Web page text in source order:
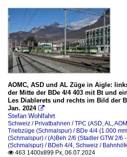
AOMC, ASD und AL Züge in Aigle:
der Mitte der BDe 4/4 403 mit Bt und
Les Diablerets und rechts im Bild der
Jan. 2024 
Stefan Wohlfahrt
Schweiz / Privatbahnen / TPC (ASD, AL,
Triebzüge (Schmalspur) / BDe 4/4 (1.000
(Schmalspur) / (A)Beh 2/6 (Stadler GTW 2/6
(Schmalspur) / BDeh 4/4, Schweiz /
 463 1400x899 Px, 06.07.2024